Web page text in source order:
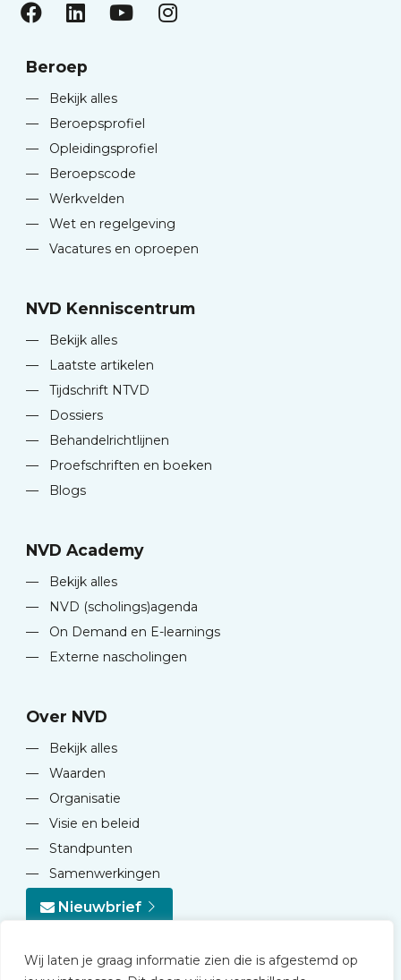
Wij laten je graag informatie zien die is afgestemd op
Beroep
—
Bekijk alles
—
Beroepsprofiel
—
Opleidingsprofiel
—
Beroepscode
—
Werkvelden
—
Wet en regelgeving
—
Vacatures en oproepen
NVD Kenniscentrum
—
Bekijk alles
—
Laatste artikelen
—
Tijdschrift NTVD
—
Dossiers
—
Behandelrichtlijnen
—
Proefschriften en boeken
—
Blogs
NVD Academy
—
Bekijk alles
—
NVD (scholings)agenda
—
On Demand en E-learnings
—
Externe nascholingen
Over NVD
—
Bekijk alles
—
Waarden
—
Organisatie
—
Visie en beleid
—
Standpunten
—
Samenwerkingen
Nieuwbrief